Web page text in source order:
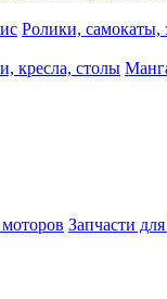
Ролики, самокаты,
кресла, столы
Запчасти